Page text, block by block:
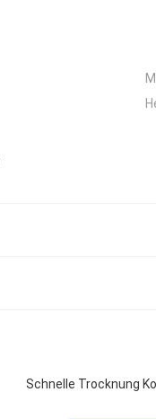
Schnelle Trocknung